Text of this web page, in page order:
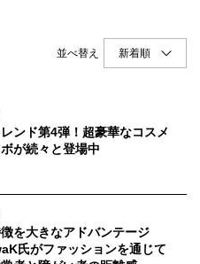
ログイン
並べ替え
ンド第4弾！超豪華なコスメ
が続々と登場中
を大きなアドバンテージ
氏がファッションを通じて